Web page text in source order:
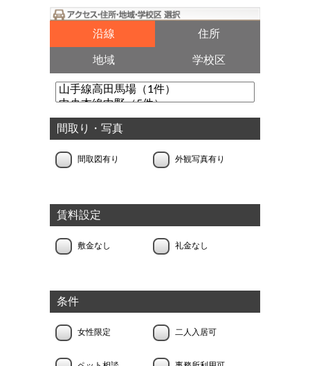
沿線 住所
地域 学校区
間取り・写真
間取図有り 外観写真有り
賃料設定
敷金なし 礼金なし
条件
女性限定 二人入居可